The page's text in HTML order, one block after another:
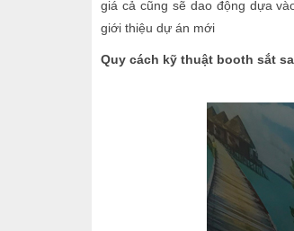
giá cả cũng sẽ dao động dựa
giới thiệu dự án mới
Quy cách kỹ thuật booth sắt